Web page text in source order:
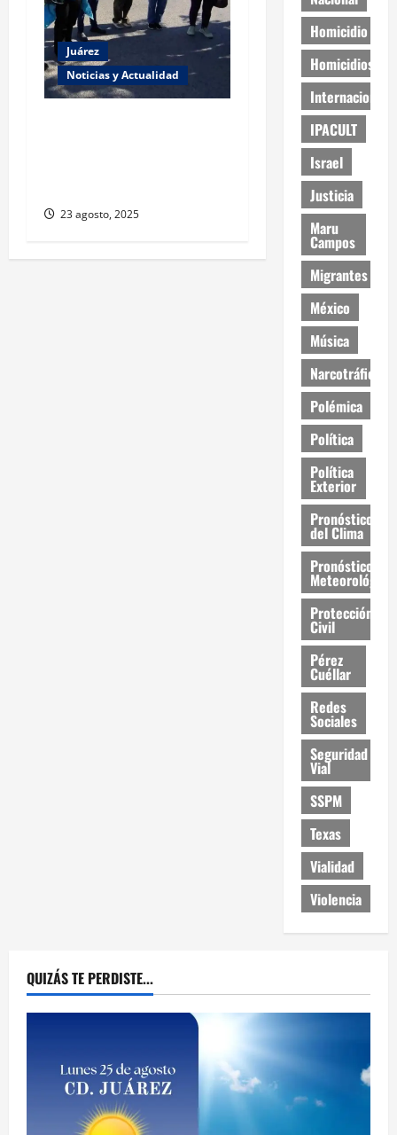
Juárez
Noticias y Actualidad
23 agosto, 2025
Homicidio
Homicidios
Internacional
IPACULT
Israel
Justicia
Maru
Campos
Migrantes
México
Música
Narcotráfico
Polémica
Política
Política
Exterior
Pronóstico
del Clima
Pronóstico
Meteorológico
Protección
Civil
Pérez
Cuéllar
Redes
Sociales
Seguridad
Vial
SSPM
Texas
Vialidad
Violencia
QUIZÁS TE PERDISTE...